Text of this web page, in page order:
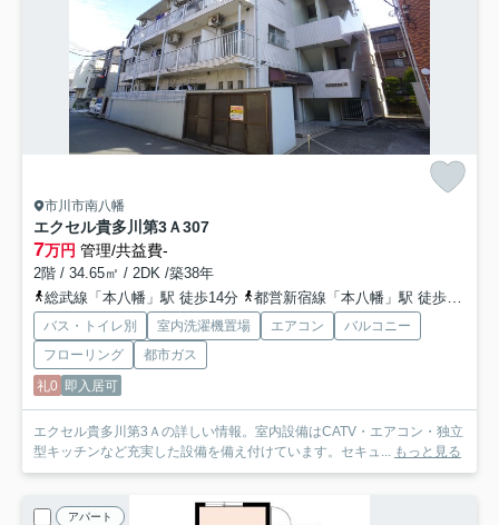
市川市南八幡
エクセル貴多川第3Ａ307
7万円 管理/共益費-
2階 / 34.65㎡ / 2DK /築38年
総武線「本八幡」駅 徒歩14分
都営新宿線「本八幡」駅 徒歩15分
バス・トイレ別 室内洗濯機置場 エアコン
バルコニー
フローリング
都市ガス
礼0 即入居可
エクセル貴多川第3Ａの詳しい情報。室内設備はCATV・エアコン・独立
型キッチンなど充実した設備を備え付けています。セキュ... もっと見る
アパート